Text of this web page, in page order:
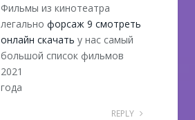
Фильмы из кинотеатра
легально форсаж 9 смотреть
онлайн скачать у нас самый
большой список фильмов
2021
года
REPLY